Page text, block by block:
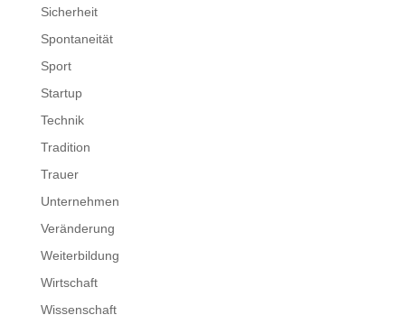
Sicherheit
Spontaneität
Sport
Startup
Technik
Tradition
Trauer
Unternehmen
Veränderung
Weiterbildung
Wirtschaft
Wissenschaft